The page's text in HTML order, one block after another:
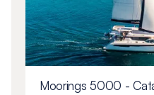
Moorings 5000 -